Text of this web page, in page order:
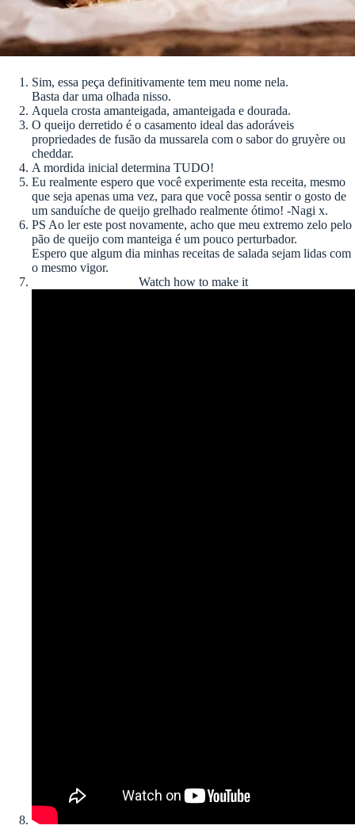
Sim, essa peça definitivamente tem meu nome nela.
Basta dar uma olhada nisso.
Aquela crosta amanteigada, amanteigada e dourada.
O queijo derretido é o casamento ideal das adoráveis ​​
propriedades de fusão da mussarela com o sabor do gruyère ou
cheddar.
A mordida inicial determina TUDO!
Eu realmente espero que você experimente esta receita, mesmo
que seja apenas uma vez, para que você possa sentir o gosto de
um sanduíche de queijo grelhado realmente ótimo! -Nagi x.
PS Ao ler este post novamente, acho que meu extremo zelo pelo
pão de queijo com manteiga é um pouco perturbador.
Espero que algum dia minhas receitas de salada sejam lidas com
o mesmo vigor.
Watch how to make it